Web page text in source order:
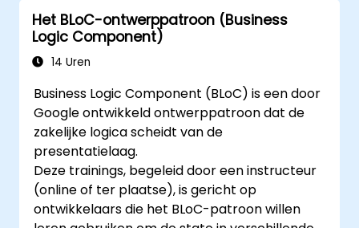
Het BLoC-ontwerppatroon (Business
Logic Component)
14 Uren
Business Logic Component (BLoC) is een door
Google ontwikkeld ontwerppatroon dat de
zakelijke logica scheidt van de
presentatielaag.
Deze trainings, begeleid door een instructeur
(online of ter plaatse), is gericht op
ontwikkelaars die het BLoC-patroon willen